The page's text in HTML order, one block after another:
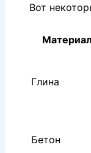
Вот
Материал
Глина
Бетон